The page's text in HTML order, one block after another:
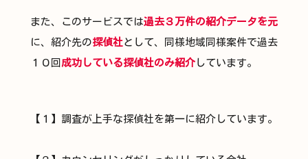
また、このサービスでは過去３万件の紹介データを元
に、紹介先の探偵社として、同様地域同様案件で過去
１０回 成功している探偵社のみ紹介 しています。
【１】調査が上手な探偵社を第一に紹介しています。